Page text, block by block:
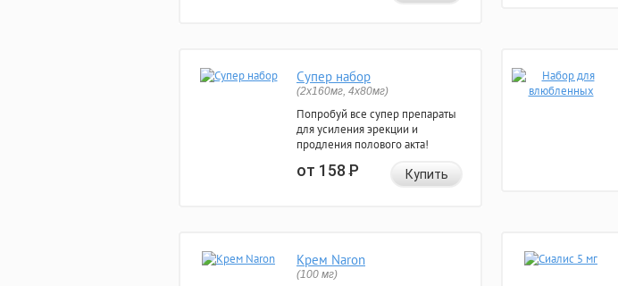
Супер набор
(2х160мг, 4х80мг)
Попробуй все супер препараты
для усиления эрекции и
продления полового акта!
от 158Р Купить
Крем Naron
(100 мг)